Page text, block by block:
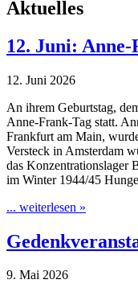
Aktuelles
12. Juni:
12. Juni 2026
An ihrem Geburtstag,
Anne-Frank-Tag statt.
Frankfurt am Main,
Versteck in Amsterdam
das Konzentrationslager
im Winter 1944/45
... weiterlesen »
9. Mai 2026